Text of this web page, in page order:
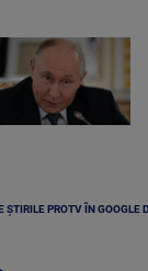
ȘTIRILE PROTV ÎN GOOGLE